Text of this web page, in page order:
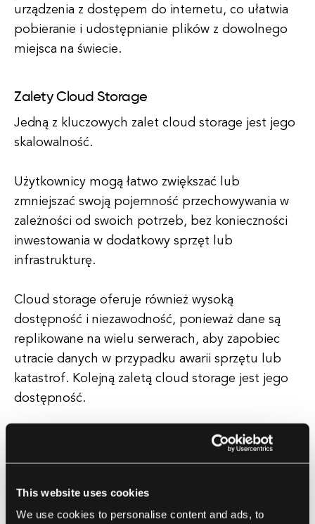
This website uses cookies
We use cookies to personalise content and ads, to
urządzenia z dostępem do internetu, co ułatwia
pobieranie i udostępnianie plików z dowolnego
miejsca na świecie.
Zalety Cloud Storage
Jedną z kluczowych zalet cloud storage jest jego
skalowalność.
Użytkownicy mogą łatwo zwiększać lub
zmniejszać swoją pojemność przechowywania w
zależności od swoich potrzeb, bez konieczności
inwestowania w dodatkowy sprzęt lub
infrastrukturę.
Cloud storage oferuje również wysoką
dostępność i niezawodność, ponieważ dane są
replikowane na wielu serwerach, aby zapobiec
utracie danych w przypadku awarii sprzętu lub
katastrof. Kolejną zaletą cloud storage jest jego
dostępność.
Użytkownicy mogą uzyskiwać dostęp do swoich
współpracy i udostępniania.